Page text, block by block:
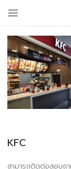
KFC
สามารถติดต่อสอบถ